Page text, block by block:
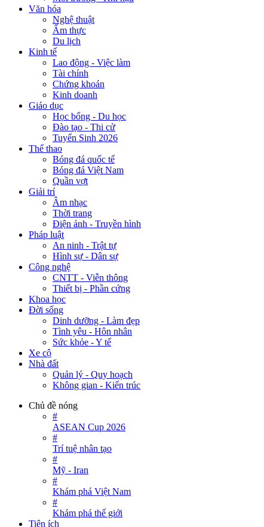
Văn hóa
Nghệ thuật
Ẩm thực
Du lịch
Kinh tế
Lao động - Việc làm
Tài chính
Chứng khoán
Kinh doanh
Giáo dục
Học bổng - Du học
Đào tạo - Thi cử
Tuyển Sinh 2026
Thể thao
Bóng đá quốc tế
Bóng đá Việt Nam
Quần vợt
Giải trí
Âm nhạc
Thời trang
Điện ảnh - Truyền hình
Pháp luật
An ninh - Trật tự
Hình sự - Dân sự
Công nghệ
CNTT - Viễn thông
Thiết bị - Phần cứng
Khoa học
Đời sống
Dinh dưỡng - Làm đẹp
Tình yêu - Hôn nhân
Sức khỏe - Y tế
Xe cộ
Nhà đất
Quản lý - Quy hoạch
Không gian - Kiến trúc
Chủ đề nóng
#
ASEAN Cup 2026
#
Trí tuệ nhân tạo
#
Mỹ - Iran
#
Khám phá Việt Nam
#
Khám phá thế giới
Tiện ích